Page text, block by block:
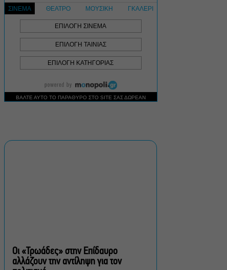
Η συναυλιακή σεζόν
κορυφώνεται τον
Σεπτέμβριο
Τουλάχιστον 1.500 έλεγχοι
σε 300 παραλίες –
Πρόστιμα έως 73.000€ για
αυθαίρετες καταλήψεις
Πέντε διηγήματα του
Οι «Τρωάδες» στην Επίδαυρο
αλλάζουν την αντίληψη για τον